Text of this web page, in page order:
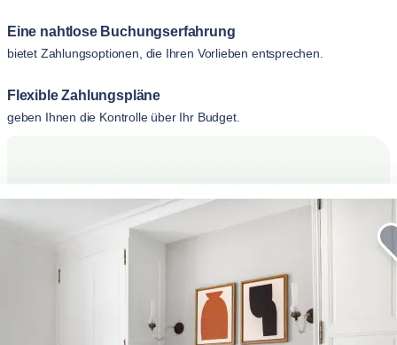
Eine nahtlose Buchungserfahrung
bietet Zahlungsoptionen, die Ihren Vorlieben entsprechen.
Flexible Zahlungspläne
geben Ihnen die Kontrolle über Ihr Budget.